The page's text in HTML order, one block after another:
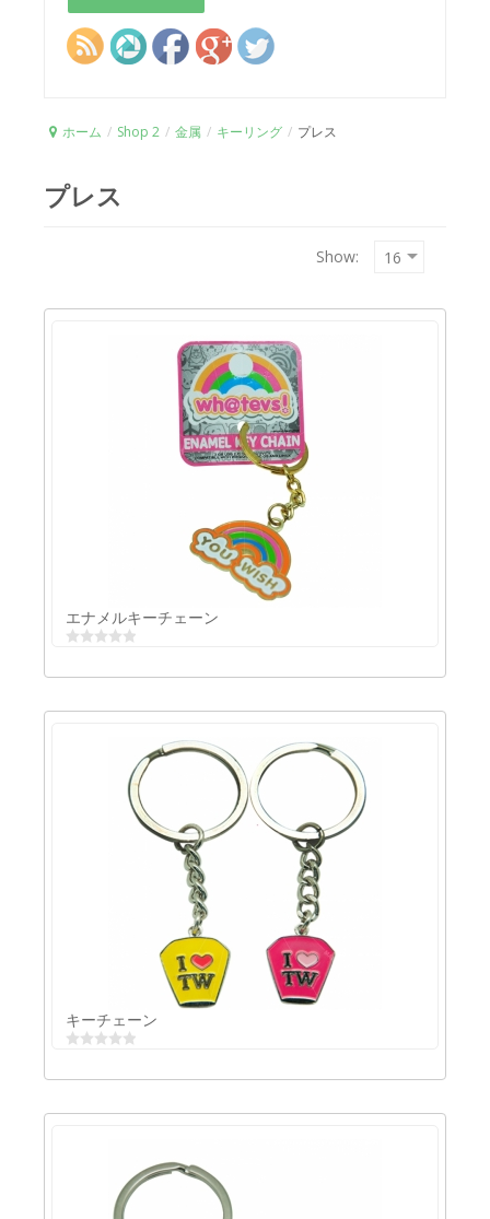
ホーム / Shop 2 / 金属 / キーリング / プレス
プレス
Show:
エナメルキーチェーン
エナメルキーチェーン
キーチェーン